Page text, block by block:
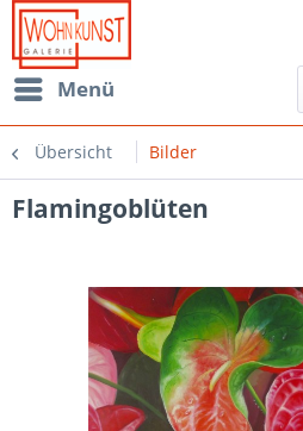
Menü
Übersicht Bilder
Flamingoblüten